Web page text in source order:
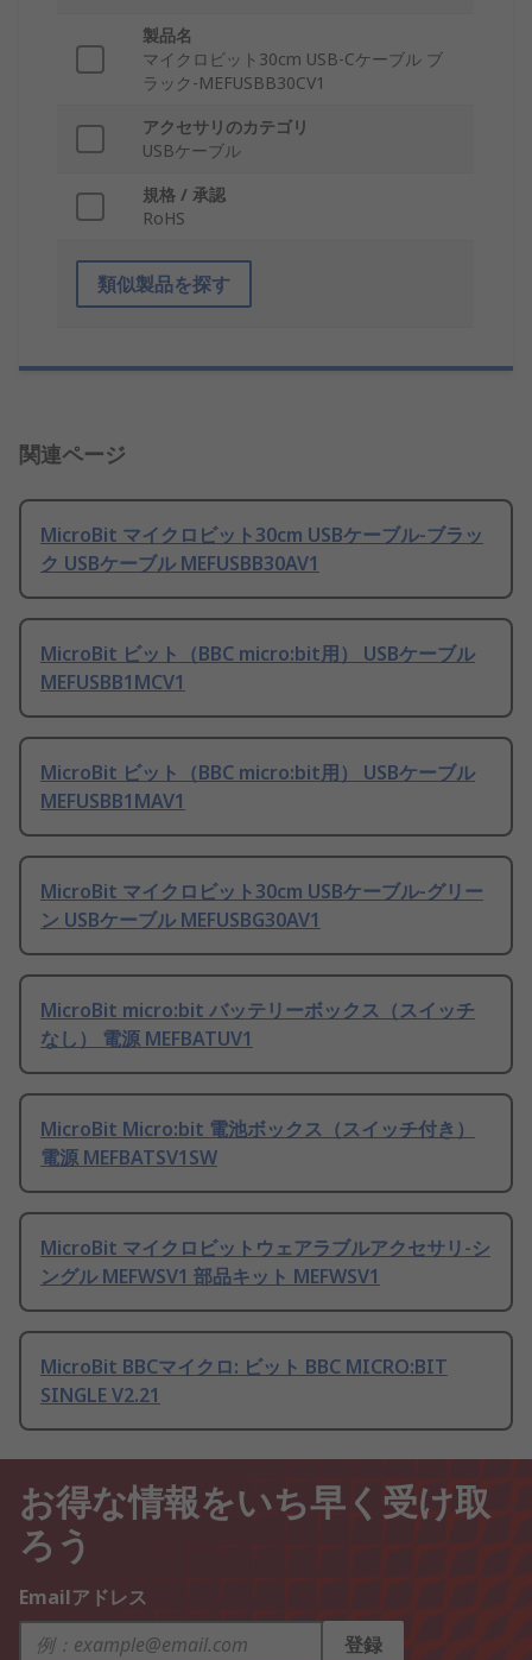
製品名
マイクロビット30cm USB-Cケーブル ブ
ラック-MEFUSBB30CV1
アクセサリのカテゴリ
USBケーブル
規格 / 承認
RoHS
類似製品を探す
関連ページ
MicroBit マイクロビット30cm USBケーブル-ブラッ
ク USBケーブル MEFUSBB30AV1
MicroBit ビット（BBC micro:bit用） USBケーブル
MEFUSBB1MCV1
MicroBit ビット（BBC micro:bit用） USBケーブル
MEFUSBB1MAV1
MicroBit マイクロビット30cm USBケーブル-グリー
ン USBケーブル MEFUSBG30AV1
MicroBit micro:bit バッテリーボックス（スイッチ
なし） 電源 MEFBATUV1
MicroBit Micro:bit 電池ボックス（スイッチ付き）
電源 MEFBATSV1SW
MicroBit マイクロビットウェアラブルアクセサリ-シ
ングル MEFWSV1 部品キット MEFWSV1
MicroBit BBCマイクロ: ビット BBC MICRO:BIT
SINGLE V2.21
お得な情報をいち早く受け取
ろう
Emailアドレス
登録